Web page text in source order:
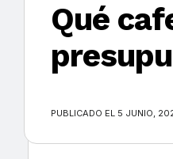
×
Qué
PUBLICADO EL 5 JUNIO,